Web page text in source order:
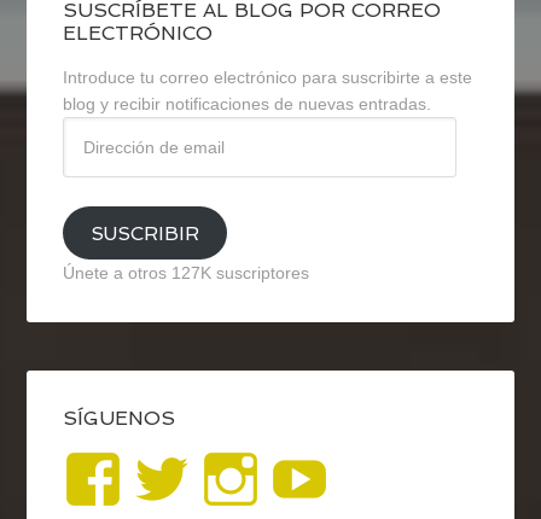
SUSCRÍBETE AL BLOG POR CORREO
ELECTRÓNICO
Introduce tu correo electrónico para suscribirte a este
blog y recibir notificaciones de nuevas entradas.
email
SUSCRIBIR
Únete a otros 127K suscriptores
SÍGUENOS
VerVerVer